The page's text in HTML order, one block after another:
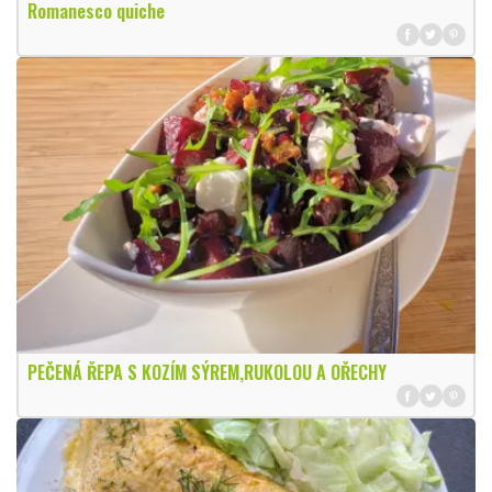
Romanesco quiche
PEČENÁ ŘEPA S KOZÍM SÝREM,RUKOLOU A OŘECHY